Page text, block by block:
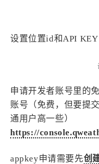
设置位置id和API KEY
申请开发者账号里的
账号（免费，但要提
通用户高一些）
https://
appkey申请需要先创